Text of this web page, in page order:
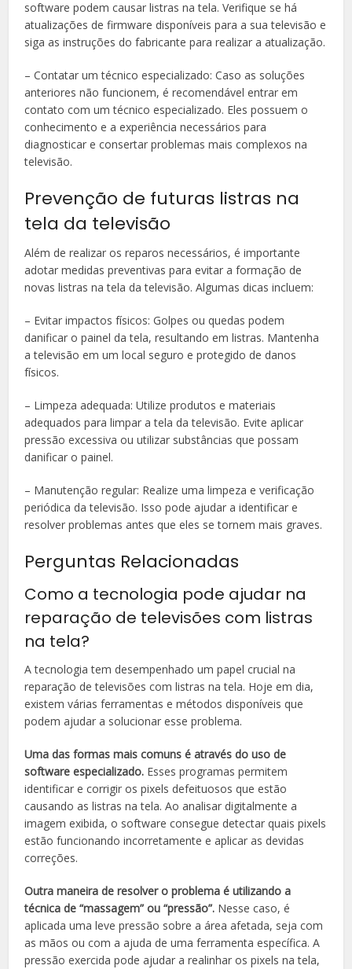
software podem causar listras na tela. Verifique se há
atualizações de firmware disponíveis para a sua televisão e
siga as instruções do fabricante para realizar a atualização.
– Contatar um técnico especializado: Caso as soluções
anteriores não funcionem, é recomendável entrar em
contato com um técnico especializado. Eles possuem o
conhecimento e a experiência necessários para
diagnosticar e consertar problemas mais complexos na
televisão.
Prevenção de futuras listras na
tela da televisão
Além de realizar os reparos necessários, é importante
adotar medidas preventivas para evitar a formação de
novas listras na tela da televisão. Algumas dicas incluem:
– Evitar impactos físicos: Golpes ou quedas podem
danificar o painel da tela, resultando em listras. Mantenha
a televisão em um local seguro e protegido de danos
físicos.
– Limpeza adequada: Utilize produtos e materiais
adequados para limpar a tela da televisão. Evite aplicar
pressão excessiva ou utilizar substâncias que possam
danificar o painel.
– Manutenção regular: Realize uma limpeza e verificação
periódica da televisão. Isso pode ajudar a identificar e
resolver problemas antes que eles se tornem mais graves.
Perguntas Relacionadas
Como a tecnologia pode ajudar na
reparação de televisões com listras
na tela?
A tecnologia tem desempenhado um papel crucial na
reparação de televisões com listras na tela. Hoje em dia,
existem várias ferramentas e métodos disponíveis que
podem ajudar a solucionar esse problema.
Uma das formas mais comuns é através do uso de
software especializado. Esses programas permitem
identificar e corrigir os pixels defeituosos que estão
causando as listras na tela. Ao analisar digitalmente a
imagem exibida, o software consegue detectar quais pixels
estão funcionando incorretamente e aplicar as devidas
correções.
Outra maneira de resolver o problema é utilizando a
técnica de “massagem” ou “pressão”. Nesse caso, é
aplicada uma leve pressão sobre a área afetada, seja com
as mãos ou com a ajuda de uma ferramenta específica. A
pressão exercida pode ajudar a realinhar os pixels na tela,